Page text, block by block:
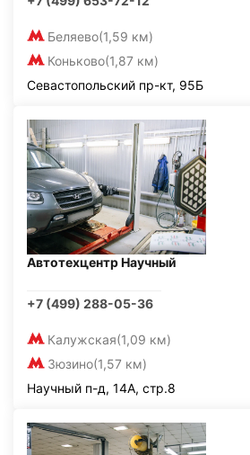
Беляево(1,59 км)
Коньково(1,87 км)
Севастопольский пр-кт, 95Б
Автотехцентр Научный
+7 (499) 288-05-36
Калужская(1,09 км)
Зюзино(1,57 км)
Научный п-д, 14А, стр.8